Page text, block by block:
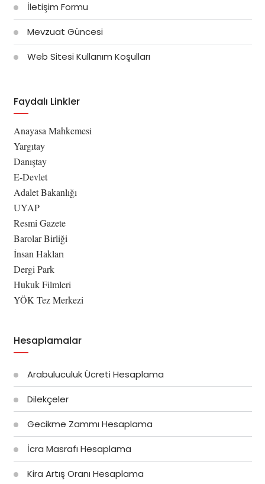
İletişim Formu
Mevzuat Güncesi
Web Sitesi Kullanım Koşulları
Faydalı Linkler
Anayasa Mahkemesi
Yargıtay
Danıştay
E-Devlet
Adalet Bakanlığı
UYAP
Resmi Gazete
Barolar Birliği
İnsan Hakları
Dergi Park
Hukuk Filmleri
YÖK Tez Merkezi
Hesaplamalar
Arabuluculuk Ücreti Hesaplama
Dilekçeler
Gecikme Zammı Hesaplama
İcra Masrafı Hesaplama
Kira Artış Oranı Hesaplama